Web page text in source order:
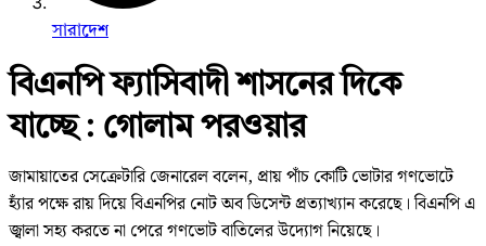
সারাদেশ
বিএনপি ফ্যাসিবাদী শাসনের দিকে
যাচ্ছে : গোলাম পরওয়ার
জামায়াতের সেক্রেটারি জেনারেল বলেন, প্রায় পাঁচ কোটি ভোটার গণভোটে
হ্যাঁর পক্ষে রায় দিয়ে বিএনপির নোট অব ডিসেন্ট প্রত্যাখ্যান করেছে। বিএনপি এ
জ্বালা সহ্য করতে না পেরে গণভোট বাতিলের উদ্যোগ নিয়েছে।